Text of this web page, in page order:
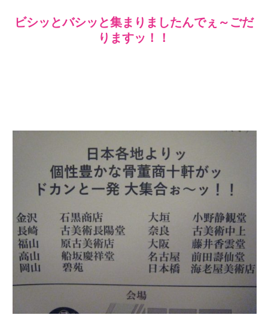
ビシッとバシッと集まりましたんでぇ～ごだ
りますッ！！